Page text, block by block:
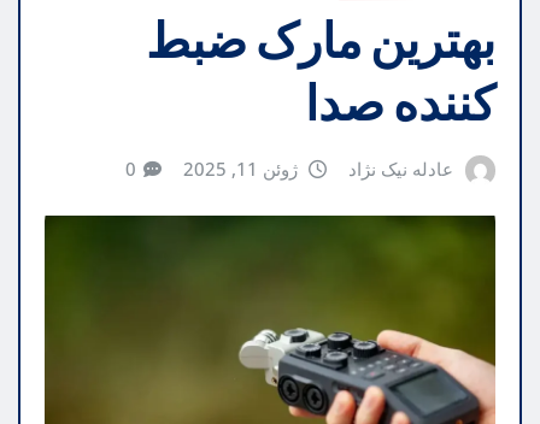
بهترین مارک ضبط
کننده صدا
عادله نیک نژاد ژوئن 11, 2025 0